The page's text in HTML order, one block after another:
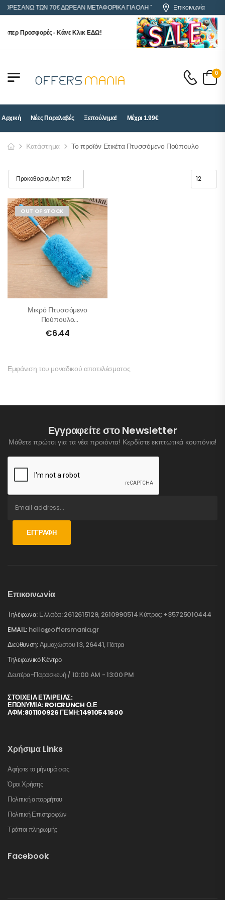
ΑΝΩ ΤΩΝ 70€ ΔΩΡΕΑΝ ΜΕΤΑΦΟΡΙΚΑ ΓΙΑ ΟΛΗ ΤΗΝ ΕΛΛΑΔΑΕπικοινωνία
Προσφορές - Κάνε Κλικ ΕΔΩ!
0
Αρχική Νέες Παραλαβές Ξεπούλημα! Μέχρι 1.99€
Κατάστημα Το προϊόν Ετικέτα Πτυσσόμενο Πούπουλο
OUT OF STOCK
Μικρό Πτυσσόμενο
Πούπουλο
Ξεσκονίσματος
€6.44
Εμφάνιση του μοναδικού αποτελέσματος
Εγγραφείτε στο Newsletter
Μάθετε πρώτοι για τα νέα προιόντα! Κερδίστε εκπτωτικά κουπόνια!
ΕΓΓΡΑΦΉ
Επικοινωνία
Τηλέφωνα: Ελλάδα: 2612615129, 2610990514 Κύπρος: +35725010444
EMAIL: hello@offersmania.gr
Διεύθυνση:Αμμοχώστου 13, 26441, Πάτρα
Τηλεφωνικό Κέντρο
Δευτέρα-Παρασκευή / 10:00 AM - 13:00 PM
ΣΤΟΙΧΕΊΑ ΕΤΑΙΡΕΊΑΣ:
ΕΠΩΝΥΜΙΑ: ROICRUNCH Ο.Ε
ΑΦΜ:801100926 ΓΕΜΗ:14910541600
Χρήσιμα Links
Αφήστε το μήνυμά σας
Όροι Χρήσης
Πολιτική απορρήτου
Πολιτική Επιστροφών
Τρόποι πληρωμής
Facebook